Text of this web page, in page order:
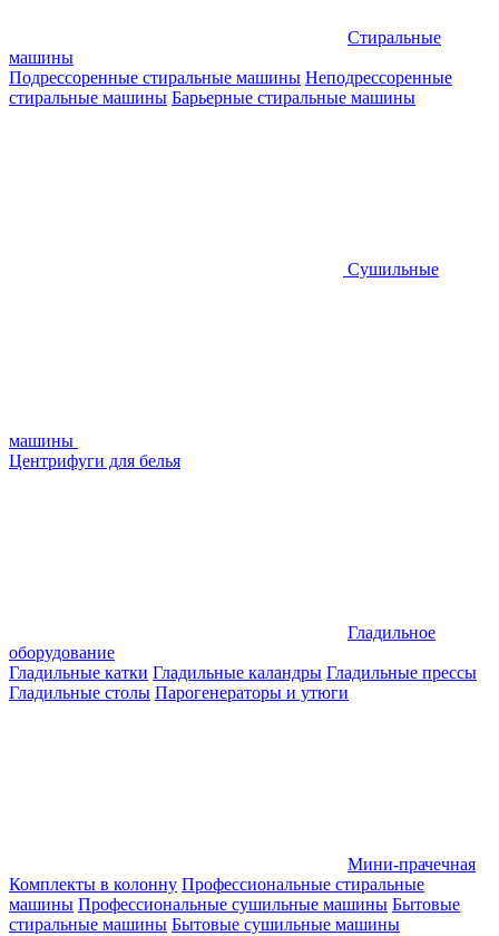
Стиральные
машины
Подрессоренные стиральные машины Неподрессоренные
стиральные машины Барьерные стиральные машины
Сушильные
машины
Центрифуги для белья
Гладильное
оборудование
Гладильные катки Гладильные каландры Гладильные прессы
Гладильные столы Парогенераторы и утюги
Мини-прачечная
Комплекты в колонну Профессиональные стиральные
машины Профессиональные сушильные машины Бытовые
стиральные машины Бытовые сушильные машины